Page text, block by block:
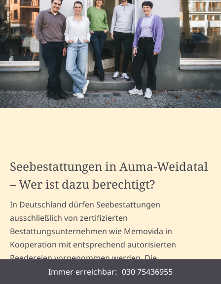
Seebestattungen in Auma-Weidatal
– Wer ist dazu berechtigt?
In Deutschland dürfen Seebestattungen
ausschließlich von zertifizierten
Bestattungsunternehmen wie Memovida in
Kooperation mit entsprechend autorisierten
Reedereien vorgenommen werden. Die
Urnenbeisetzung erfolgt dabei in festgelegten
Immer erreichbar: 030 75436955